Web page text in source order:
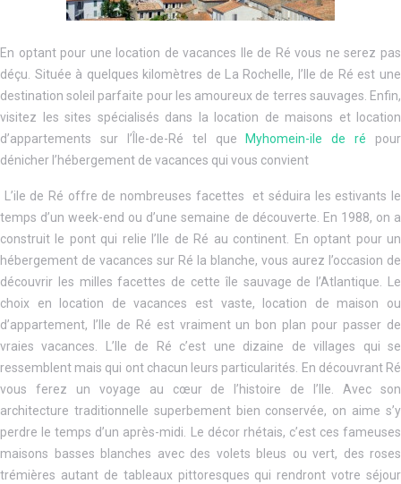
En optant pour une location de vacances Ile de Ré vous ne serez pas
déçu. Située à quelques kilomètres de La Rochelle, l’Ile de Ré est une
destination soleil parfaite pour les amoureux de terres sauvages. Enfin,
visitez les sites spécialisés dans la location de maisons et location
d’appartements sur l’Île-de-Ré tel que
Myhomein-ile de ré pour
dénicher l’hébergement de vacances qui vous convient
L’ile de Ré offre de nombreuses facettes et séduira les estivants le
temps d’un week-end ou d’une semaine de découverte. En 1988, on a
construit le pont qui relie l’Ile de Ré au continent. En optant pour un
hébergement de vacances sur Ré la blanche, vous aurez l’occasion de
découvrir les milles facettes de cette île sauvage de l’Atlantique. Le
choix en location de vacances est vaste, location de maison ou
d’appartement, l’Ile de Ré est vraiment un bon plan pour passer de
vraies vacances. L’Ile de Ré c’est une dizaine de villages qui se
ressemblent mais qui ont chacun leurs particularités. En découvrant Ré
vous ferez un voyage au cœur de l’histoire de l’Ile. Avec son
architecture traditionnelle superbement bien conservée, on aime s’y
perdre le temps d’un après-midi. Le décor rhétais, c’est ces fameuses
maisons basses blanches avec des volets bleus ou vert, des roses
trémières autant de tableaux pittoresques qui rendront votre séjour